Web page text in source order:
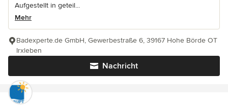
Aufgestellt in geteil...
Mehr
Nachricht
Badexperte.de GmbH, Gewerbestraße 6, 39167 Hohe Börde OT
Irxleben